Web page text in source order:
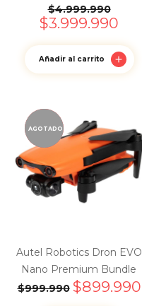
$4.999.990
$3.999.990
Añadir al carrito
10%
AGOTADO
Autel Robotics Dron EVO
Nano Premium Bundle
$999.990 $899.990